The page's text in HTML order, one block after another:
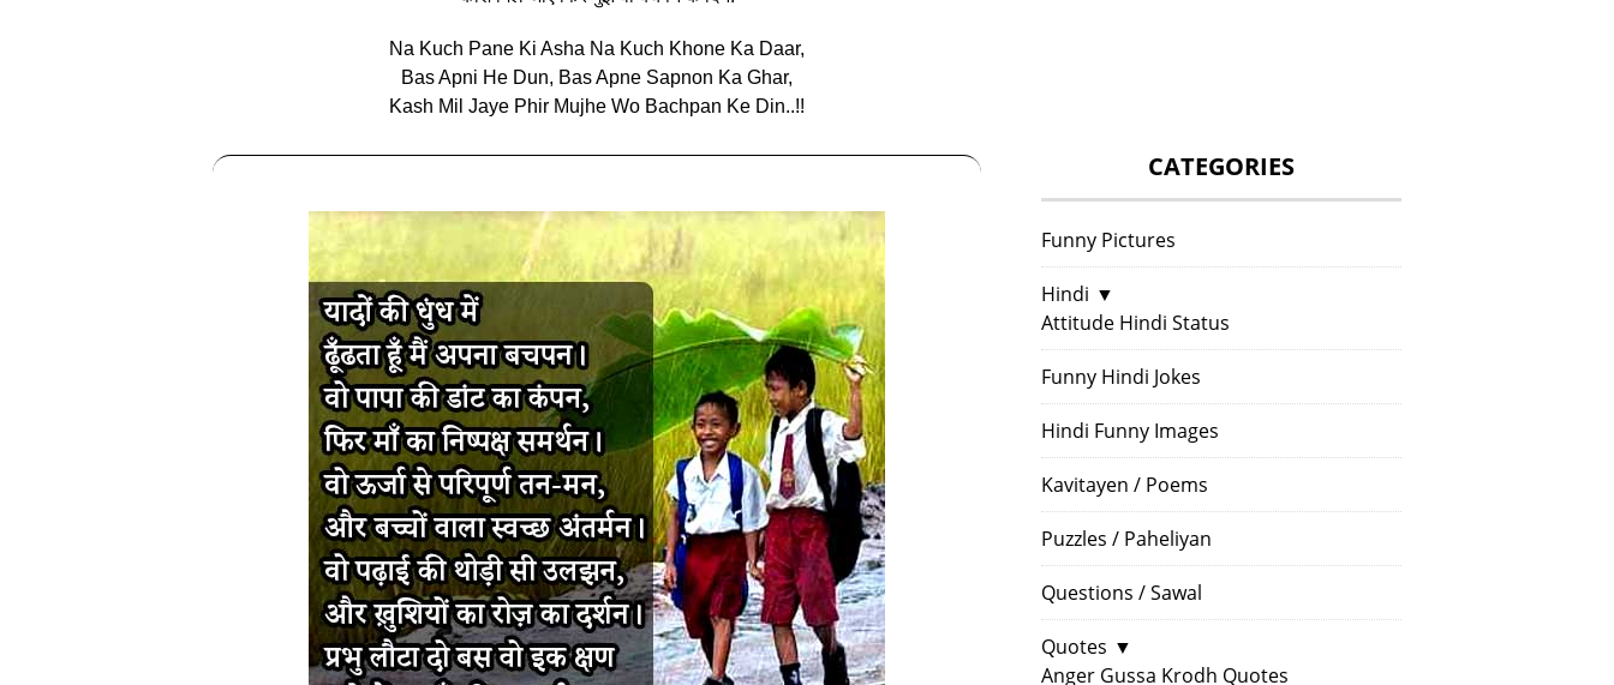
Na Kuch Pane Ki Asha Na Kuch Khone Ka Daar,
Bas Apni He Dun, Bas Apne Sapnon Ka Ghar,
Kash Mil Jaye Phir Mujhe Wo Bachpan Ke Din..!!
CATEGORIES
Funny Pictures
Hindi ▼
Attitude Hindi Status
Funny Hindi Jokes
Hindi Funny Images
Kavitayen / Poems
Puzzles / Paheliyan
Questions / Sawal
Quotes ▼
Anger Gussa Krodh Quotes